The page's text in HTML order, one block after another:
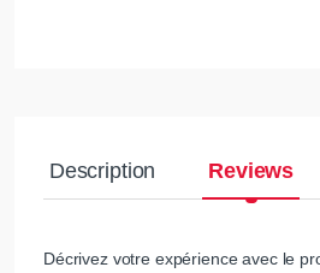
Description Reviews
Décrivez votre expérience avec le